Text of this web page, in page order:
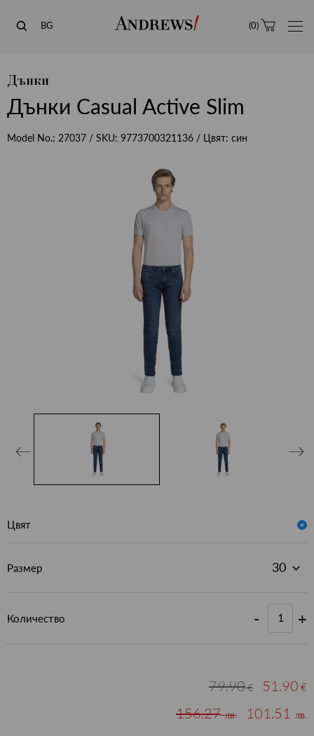
Andrews
BG (0)
Дънки
Дънки Casual Active Slim
Model No.: 27037 / SKU: 9773700321136 / Цвят: син
Цвят
Размер
Количество - +
79.90€ 51.90 €
156.27лв. 101.51 лв.